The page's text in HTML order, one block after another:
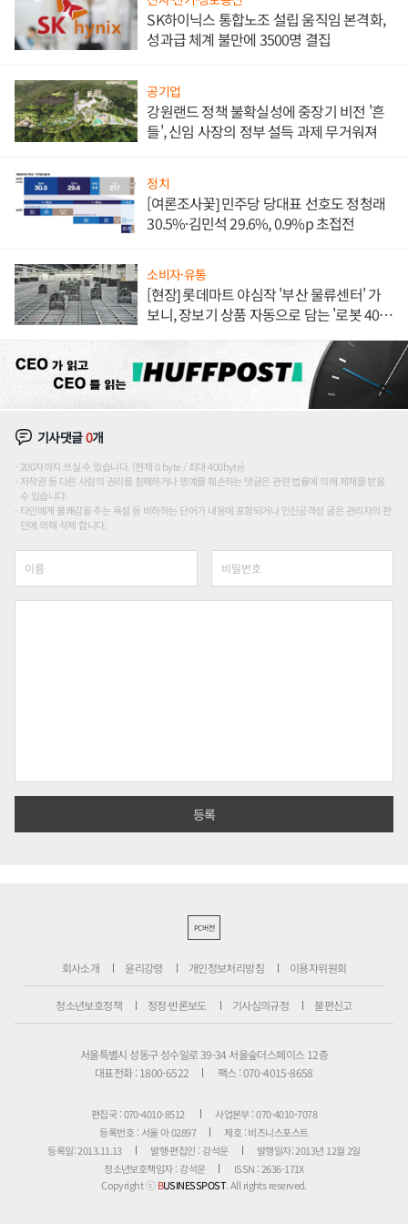
SK하이닉스 통합노조 설립 움직임 본격화,
성과급 체계 불만에 3500명 결집
공기업
강원랜드 정책 불확실성에 중장기 비전 '흔
들', 신임 사장의 정부 설득 과제 무거워져
정치
[여론조사꽃] 민주당 당대표 선호도 정청래
30.5%·김민석 29.6%, 0.9%p 초접전
소비자·유통
[현장] 롯데마트 야심작 '부산 물류센터' 가
보니, 장보기 상품 자동으로 담는 '로봇 400
기사댓글0개
200자까지 쓰실 수 있습니다. (현재 0 byte / 최대 400byte)
저작권 등 다른 사람의 권리를 침해하거나 명예를 훼손하는 댓글은 관련 법률에 의해 제재를 받을
수 있습니다.
타인에게 불쾌감을 주는 욕설 등 비하하는 단어가 내용에 포함되거나 인신공격성 글은 관리자의 판
단에 의해 삭제 합니다.
PC버전
회사소개 윤리강령 개인정보처리방침 이용자위원회
청소년보호정책 정정·반론보도 기사심의규정 불편신고
서울특별시 성동구 성수일로 39-34 서울숲더스페이스 12층
대표전화 : 1800-6522
팩스 : 070-4015-8658
편집국 : 070-4010-8512
사업본부 : 070-4010-7078
등록번호 : 서울 아 02897
제호 : 비즈니스포스트
등록일: 2013.11.13
발행·편집인 : 강석운
발행일자: 2013년 12월 2일
청소년보호책임자 : 강석운
ISSN : 2636-171X
Copyright ⓒBUSINESSPOST. All rights reserved.